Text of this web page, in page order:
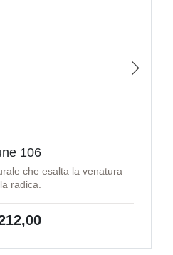
106
che esalta la venatura
radica.